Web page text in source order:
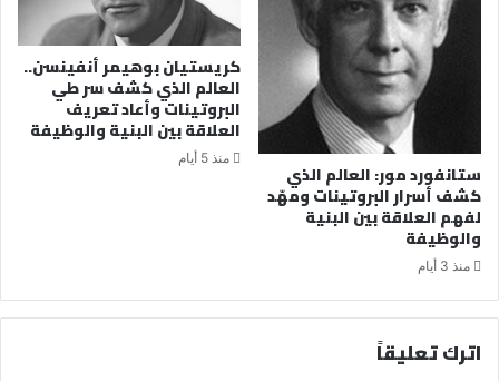
ستانفورد مور: العالم الذي
كشف أسرار البروتينات ومهّد
لفهم العلاقة بين البنية
والوظيفة
منذ 3 أيام
كريستيان بوهيمر أنفينسن..
العالم الذي كشف سر طي
البروتينات وأعاد تعريف
العلاقة بين البنية والوظيفة
منذ 5 أيام
اترك تعليقاً